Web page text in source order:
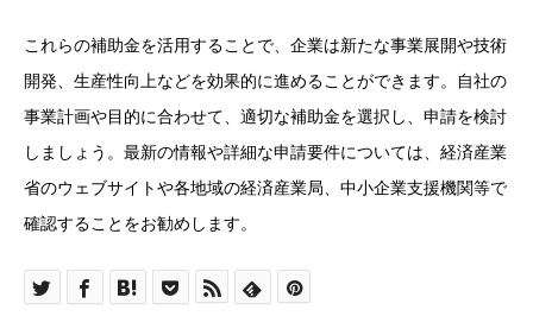
これらの補助金を活用することで、企業は新たな事業展開や技術
開発、生産性向上などを効果的に進めることができます。自社の
事業計画や目的に合わせて、適切な補助金を選択し、申請を検討
しましょう。最新の情報や詳細な申請要件については、経済産業
省のウェブサイトや各地域の経済産業局、中小企業支援機関等で
確認することをお勧めします。